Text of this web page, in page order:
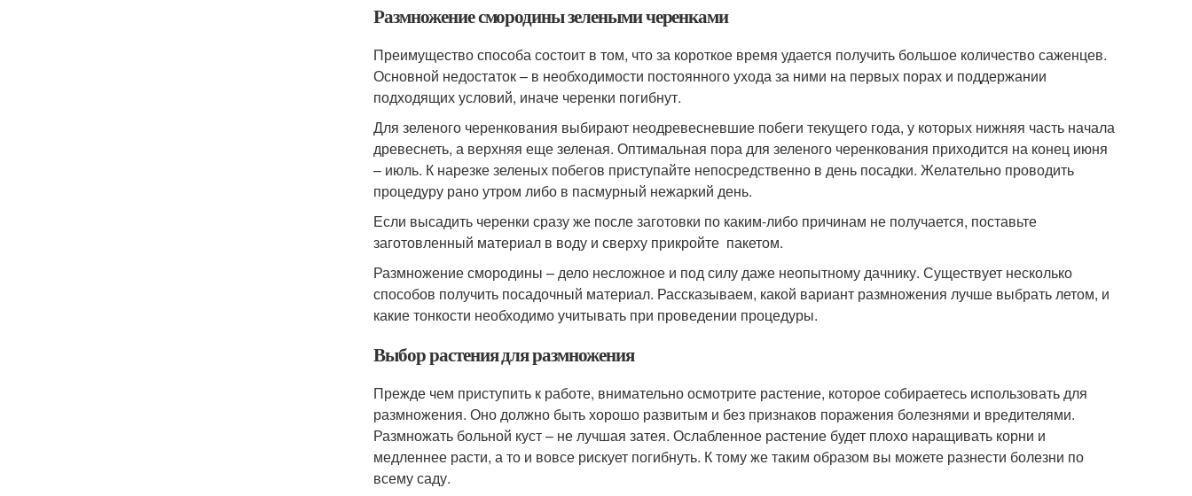
Размножение смородины зелеными черенками
Преимущество способа состоит в том, что за короткое время удается получить большое количество саженцев.
Основной недостаток – в необходимости постоянного ухода за ними на первых порах и поддержании
подходящих условий, иначе черенки погибнут.
Для зеленого черенкования выбирают неодревесневшие побеги текущего года, у которых нижняя часть начала
древеснеть, а верхняя еще зеленая. Оптимальная пора для зеленого черенкования приходится на конец июня
– июль. К нарезке зеленых побегов приступайте непосредственно в день посадки. Желательно проводить
процедуру рано утром либо в пасмурный нежаркий день.
Если высадить черенки сразу же после заготовки по каким-либо причинам не получается, поставьте
заготовленный материал в воду и сверху прикройте пакетом.
Размножение смородины – дело несложное и под силу даже неопытному дачнику. Существует несколько
способов получить посадочный материал. Рассказываем, какой вариант размножения лучше выбрать летом, и
какие тонкости необходимо учитывать при проведении процедуры.
Выбор растения для размножения
Прежде чем приступить к работе, внимательно осмотрите растение, которое собираетесь использовать для
размножения. Оно должно быть хорошо развитым и без признаков поражения болезнями и вредителями.
Размножать больной куст – не лучшая затея. Ослабленное растение будет плохо наращивать корни и
медленнее расти, а то и вовсе рискует погибнуть. К тому же таким образом вы можете разнести болезни по
всему саду.